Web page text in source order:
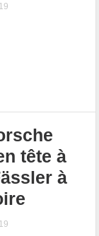
tête à
à